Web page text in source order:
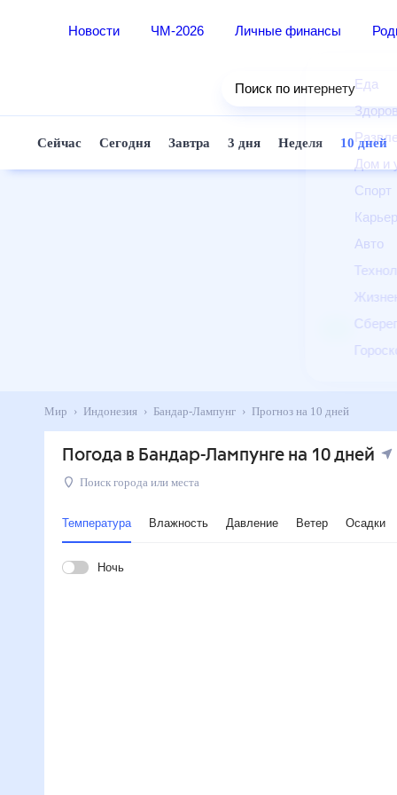
Новости ЧМ-2026 Личные финансы
Еда
Дом
Спорт
Авто
Поиск по интернету
Сейчас Сегодня Завтра 3 дня Неделя 10
Мир Индонезия Бандар-Лампунг Прогноз на 10 дней
Погода в Бандар-Лампунге на 10 дней
Поиск города или места
Температура Влажность Давление Ветер Осадки
Ночь